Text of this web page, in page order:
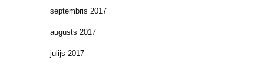
septembris 2017
augusts 2017
jūlijs 2017